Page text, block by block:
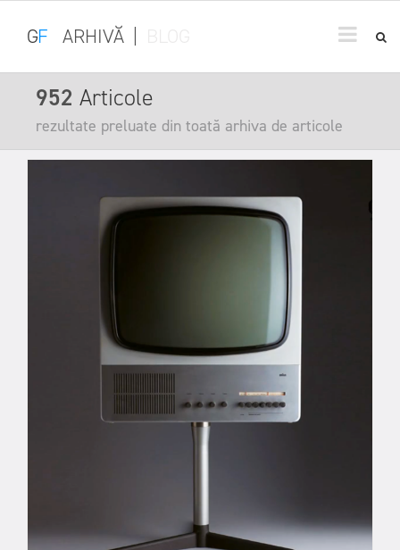
GF ARHIVĂ
952 Articole
rezultate preluate din toată arhiva de articole